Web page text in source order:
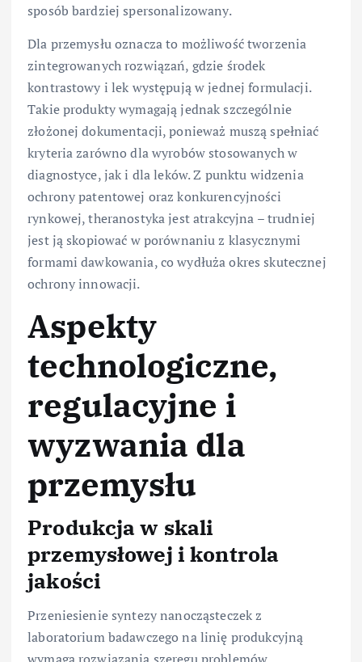
sposób bardziej spersonalizowany.
Dla przemysłu oznacza to możliwość tworzenia
zintegrowanych rozwiązań, gdzie środek
kontrastowy i lek występują w jednej formulacji.
Takie produkty wymagają jednak szczególnie
złożonej dokumentacji, ponieważ muszą spełniać
kryteria zarówno dla wyrobów stosowanych w
diagnostyce, jak i dla leków. Z punktu widzenia
ochrony patentowej oraz konkurencyjności
rynkowej, theranostyka jest atrakcyjna – trudniej
jest ją skopiować w porównaniu z klasycznymi
formami dawkowania, co wydłuża okres skutecznej
ochrony innowacji.
Aspekty
technologiczne,
regulacyjne i
wyzwania dla
przemysłu
Produkcja w skali
przemysłowej i kontrola
jakości
Przeniesienie syntezy nanocząsteczek z
laboratorium badawczego na linię produkcyjną